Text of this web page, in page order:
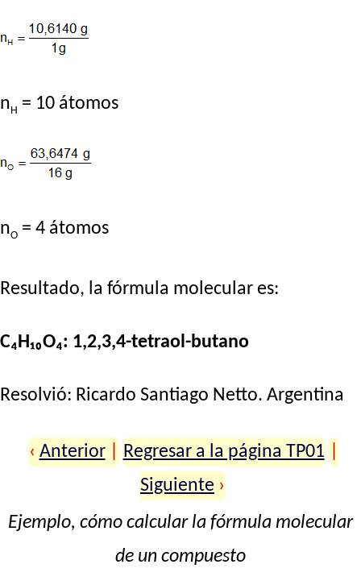
n H = 10 átomos
nO = 4 átomos
Resultado, la fórmula molecular es:
C₄H₁₀O₄: 1,2,3,4-tetraol-butano
Resolvió: Ricardo Santiago Netto. Argentina
‹ Anterior Regresar a la página TP01
Siguiente ›
Ejemplo, cómo calcular la fórmula molecular
de un compuesto